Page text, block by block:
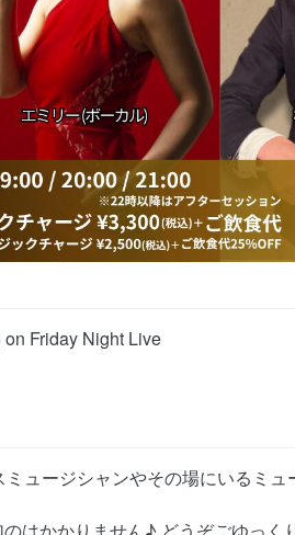
Friday Night Live
ュージシャンやその場にいるミ